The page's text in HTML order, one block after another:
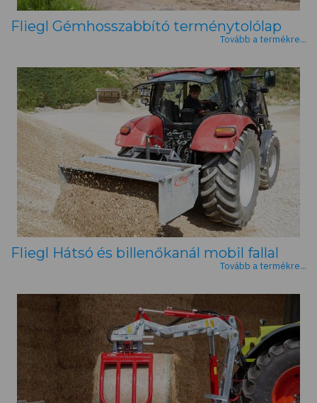
Fliegl Gémhosszabbító terménytolólap
Tovább a termékre...
Fliegl Hátsó és billenőkanál mobil fallal
Tovább a termékre...